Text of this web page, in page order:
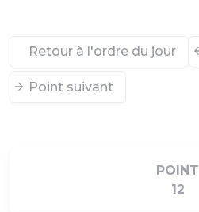
Retour à l'ordre du jour
Point suivant
POINT
12